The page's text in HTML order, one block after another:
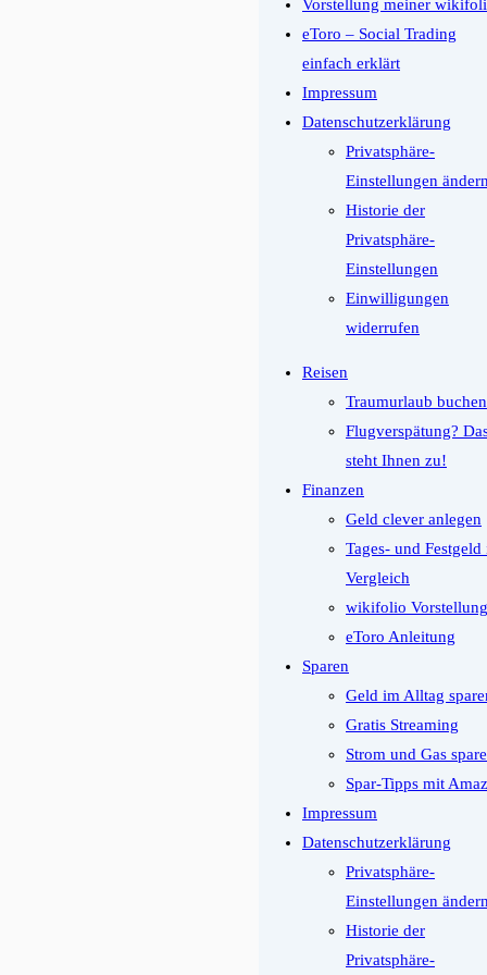
Vorstellung meiner
eToro – Social Trading
einfach erklärt
Impressum
Datenschutzerklärung
Privatsphäre-
Einstellungen ändern
Historie der
Privatsphäre-
Einstellungen
Einwilligungen
widerrufen
Reisen
Traumurlaub buchen
Flugverspätung?
steht Ihnen zu!
Finanzen
Geld clever anlegen
Tages- und Festgeld
Vergleich
wikifolio Vorstellung
eToro Anleitung
Sparen
Geld im Alltag
Gratis Streaming
Strom und Gas
Spar-Tipps mit
Impressum
Datenschutzerklärung
Privatsphäre-
Einstellungen ändern
Historie der
Privatsphäre-